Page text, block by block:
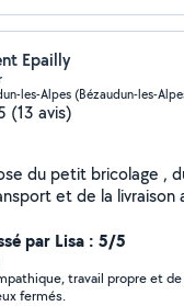
Epailly
les-Alpes (Bézaudun-les-
(13 avis)
du petit bricolage ,
et de la livraison
que le week-end end .
par Lisa : 5/5
travail propre et
fermés.